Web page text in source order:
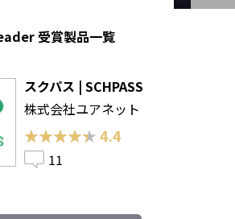
受賞製品一覧
スクパス | SCHPASS
株式会社ユアネット
★★★★★
★★★★★4.4
11